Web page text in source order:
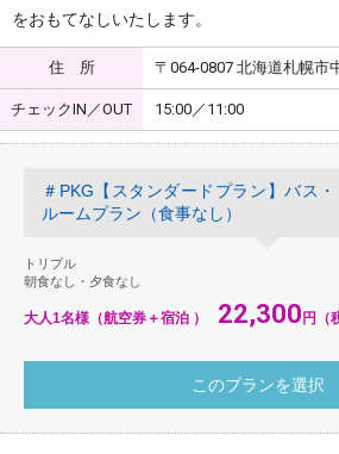
をおもてなしいたします。
住 所 〒064-0807 北海道札幌市
チェックIN／OUT 15:00／11:00
＃PKG【スタンダードプラン】バス
ルームプラン（食事なし）
トリプル
朝食なし・夕食なし
大人1名様（航空券＋宿泊 ） 22,300円（